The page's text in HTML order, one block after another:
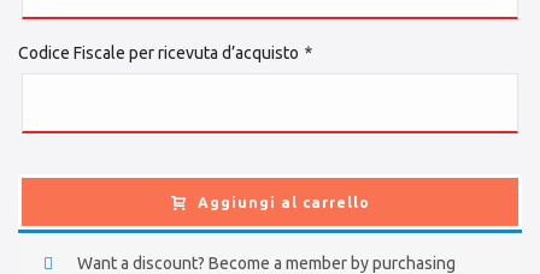
Codice Fiscale per ricevuta d’acquisto *
Aggiungi al carrello
Want a discount? Become a member by purchasing